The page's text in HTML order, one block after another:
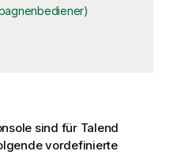
sind für Talend
vordefinierte